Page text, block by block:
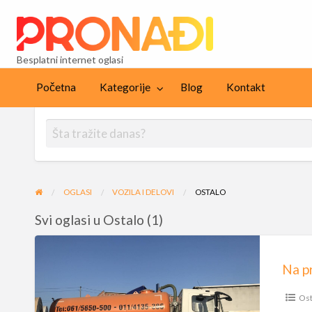
Kontakt
Besplatni internet oglasi
Početna Kategorije Blog Kontakt
OGLASI VOZILA I DELOVI OSTALO
Svi oglasi u Ostalo (1)
Atego